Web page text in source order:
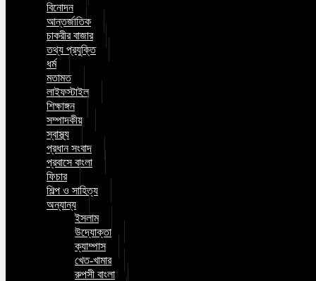
বিনোদন
আন্তর্জাতিক
চাকরীর বাজার
তথ্য প্রযুক্তি
ধর্ম
মতামত
লাইফস্টাইল
শিক্ষাঙ্গন
সম্পাদকীয়
স্বাস্থ্য
প্রধান সংবাদ
প্রবাসে বাংলা
ফিচার
শিল্প ও সাহিত্য
অন্যান্য
ইসলাম
উদ্যোক্তা
ক্যাম্পাস
খেত-খামার
রুপসী বাংলা